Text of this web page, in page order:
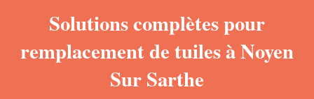
Solutions complètes pour
remplacement de tuiles à Noyen
Sur Sarthe